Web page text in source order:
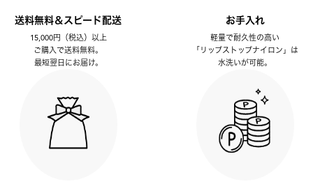
送料無料＆スピード配送
15,000円（税込）以上
ご購入で送料無料。
最短翌日にお届け。
お手入れ
軽量で耐久性の高い
「リップストップナイロン」は
水洗いが可能。